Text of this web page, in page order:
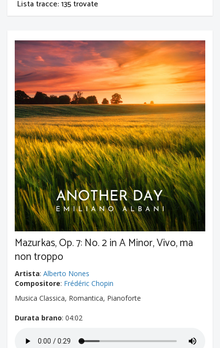
Lista tracce: 135 trovate
Mazurkas, Op. 7: No. 2 in A Minor, Vivo, ma
non troppo
Artista: Alberto Nones
Compositore: Frédéric Chopin
Musica Classica, Romantica, Pianoforte
Durata brano: 04:02